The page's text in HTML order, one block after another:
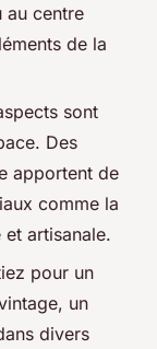
au centre
de la
sont
Des
apportent de
comme la
artisanale.
pour un
un
divers